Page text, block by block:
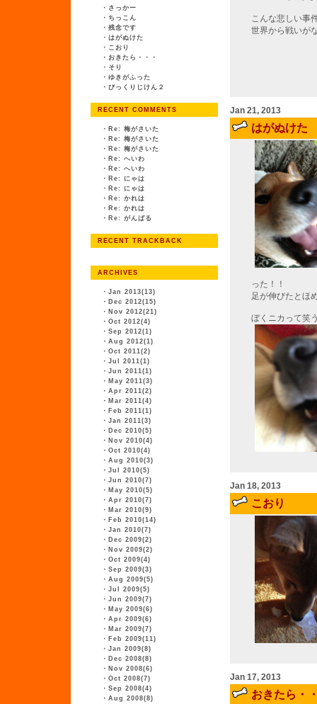
・ さっかー
・ ちっこん
・ 残念です
・ はがぬけた
・ こおり
・ おきたら・・・
・ そり
・ ゆきがふった
・ びっくりじけん２
RECENT COMMENTS
・ Re: 梅がさいた
・ Re: 梅がさいた
・ Re: 梅がさいた
・ Re: へいわ
・ Re: へいわ
・ Re: にゃは
・ Re: にゃは
・ Re: かれは
・ Re: かれは
・ Re: がんばる
RECENT TRACKBACK
ARCHIVES
・ Jan 2013(13)
・ Dec 2012(15)
・ Nov 2012(21)
・ Oct 2012(4)
・ Sep 2012(1)
・ Aug 2012(1)
・ Oct 2011(2)
・ Jul 2011(1)
・ Jun 2011(1)
・ May 2011(3)
・ Apr 2011(2)
・ Mar 2011(4)
・ Feb 2011(1)
・ Jan 2011(3)
・ Dec 2010(5)
・ Nov 2010(4)
・ Oct 2010(4)
・ Aug 2010(3)
・ Jul 2010(5)
・ Jun 2010(7)
・ May 2010(5)
・ Apr 2010(7)
・ Mar 2010(9)
・ Feb 2010(14)
・ Jan 2010(7)
・ Dec 2009(2)
・ Nov 2009(2)
・ Oct 2009(4)
・ Sep 2009(3)
・ Aug 2009(5)
・ Jul 2009(5)
・ Jun 2009(7)
・ May 2009(6)
・ Apr 2009(6)
・ Mar 2009(7)
・ Feb 2009(11)
・ Jan 2009(8)
・ Dec 2008(8)
・ Nov 2008(6)
・ Oct 2008(7)
・ Sep 2008(4)
・ Aug 2008(8)
こんな悲しい事
世界から戦いが
Jan 21, 2013
はがぬけた
った！！
足が伸びたとほ
ぼくニカって笑
Jan 18, 2013
こおり
Jan 17, 2013
おきたら・